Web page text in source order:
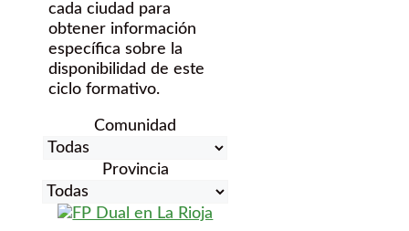
cada ciudad para
obtener información
específica sobre la
disponibilidad de este
ciclo formativo.
Comunidad
Provincia